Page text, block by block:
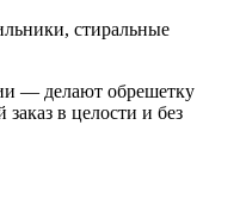
стиральные
— делают обрешетку
заказ в целости и без